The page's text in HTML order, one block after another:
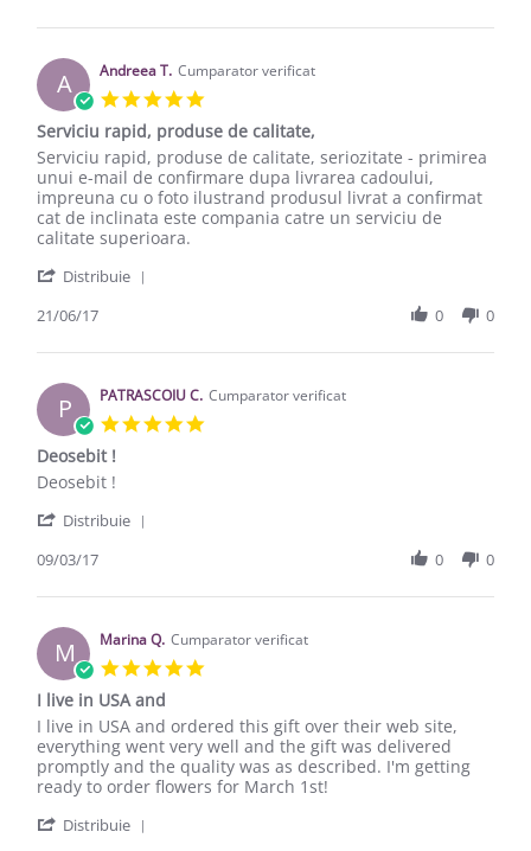
A Andreea T. Cumparator verificat
Serviciu rapid, produse de calitate,
Review by Andreea T. on 21 Jun 2017
review stating Serviciu rapid, produse de calitate,
Serviciu rapid, produse de calitate, seriozitate - primirea
unui e-mail de confirmare dupa livrarea cadoului,
impreuna cu o foto ilustrand produsul livrat a confirmat
cat de inclinata este compania catre un serviciu de
calitate superioara.
Distribuie
21/06/17 0 0
P PATRASCOIU C. Cumparator verificat
Deosebit !
Review by PATRASCOIU C. on 9 Mar 2017
review stating Deosebit !
Deosebit !
Distribuie
09/03/17 0 0
M Marina Q. Cumparator verificat
I live in USA and
Review by Marina Q. on 15 Feb 2017
review stating I live in USA and
I live in USA and ordered this gift over their web site,
everything went very well and the gift was delivered
promptly and the quality was as described. I'm getting
ready to order flowers for March 1st!
Distribuie